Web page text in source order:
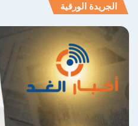
الجريدة الورقية